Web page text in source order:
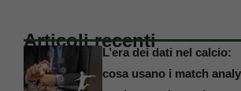
Articoli recenti
L’era dei dati nel calcio:
cosa usano i match